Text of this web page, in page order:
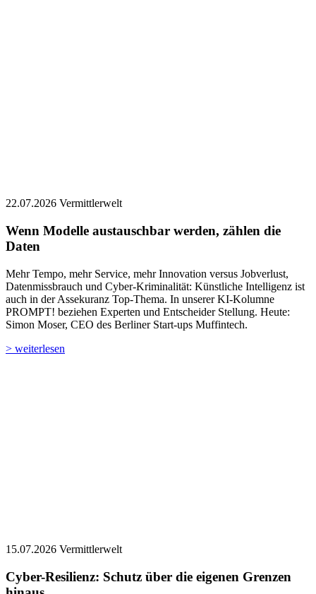
22.07.2026 Vermittlerwelt
Wenn Modelle austauschbar werden, zählen die
Daten
Mehr Tempo, mehr Service, mehr Innovation versus Jobverlust,
Datenmissbrauch und Cyber-Kriminalität: Künstliche Intelligenz ist
auch in der Assekuranz Top-Thema. In unserer KI-Kolumne
PROMPT! beziehen Experten und Entscheider Stellung. ­­Heute:
Simon Moser, CEO des Berliner Start-ups Muffintech.
> weiterlesen
15.07.2026 Vermittlerwelt
Cyber-Resilienz: Schutz über die eigenen Grenzen